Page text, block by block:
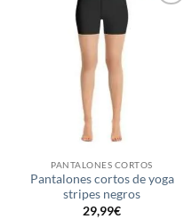
PANTALONES CORTOS
Pantalones cortos de yoga
stripes negros
29,99€